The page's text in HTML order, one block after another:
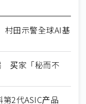
田示警全球AI基
买家「秘而不
2代ASIC产品